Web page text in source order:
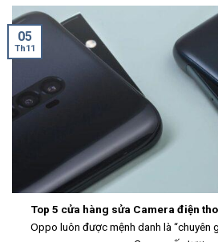
Top 5 cửa hàng sửa Camera điện
Oppo luôn được mệnh danh là “chuyên
05
Th11